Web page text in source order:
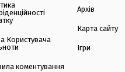
Користувача
коментування
Архів
Карта сайту
Ігри